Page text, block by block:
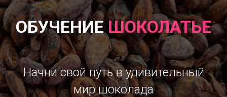
ОБУЧЕНИЕШОКОЛАТЬЕ
Начни свой путь в удивительный
мир шоколада